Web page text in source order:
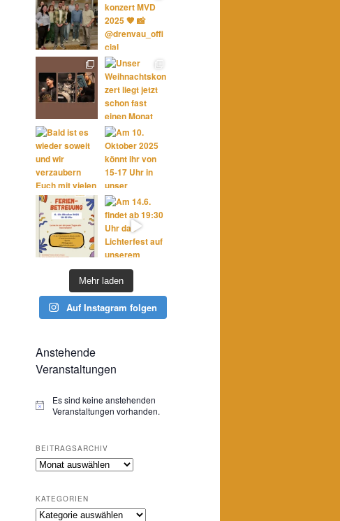
Mehr laden
Auf Instagram folgen
Anstehende
Veranstaltungen
Hinweis
Es sind keine anstehenden
Veranstaltungen vorhanden.
BEITRAGSARCHIV
Beitragsarchiv
KATEGORIEN
Kategorien